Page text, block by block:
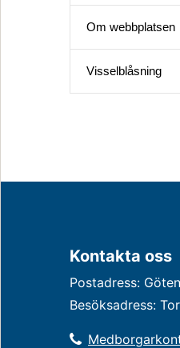
Om webbplatsen
Visselblåsning
Kontakta oss
Postadress:
Besöksadress: